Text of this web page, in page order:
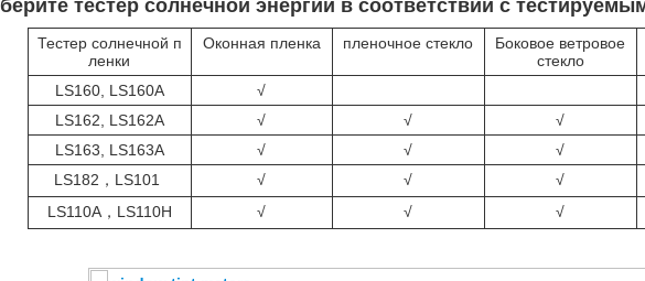
тестер солнечной энергии в соответствии с
Тестер солнечной п
ленки
Оконная пленка пленочное стекло
Боковое ветровое
стекло
LS160, LS160A
√
LS162, LS162A
√ √
√
LS163, LS163A
√ √
√
LS182，LS101
√ √
√
LS110A，LS110H
√ √ √